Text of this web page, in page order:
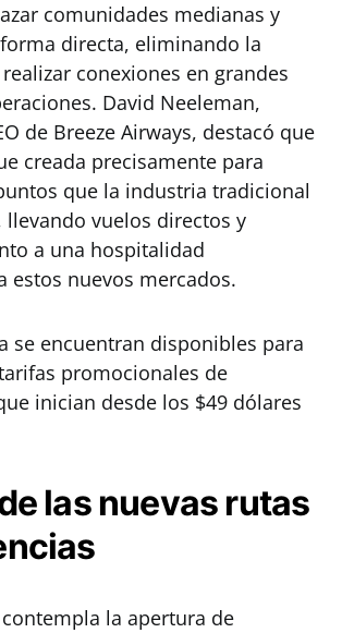
comunidades medianas y
directa, eliminando la
conexiones en grandes
David Neeleman,
de Breeze Airways, destacó que
creada precisamente para
que la industria tradicional
llevando vuelos directos y
a una hospitalidad
estos nuevos mercados.
se encuentran disponibles para
promocionales de
inician desde los $49 dólares
las nuevas rutas
la apertura de